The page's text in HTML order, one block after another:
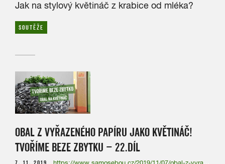
Jak na stylový květináč z krabice od mléka?
SOUTĚŽE
OBAL Z VYŘAZENÉHO PAPÍRU JAKO KVĚTINÁČ!
TVOŘÍME BEZE ZBYTKU – 22.DÍL